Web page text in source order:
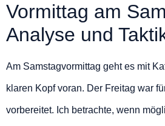
Vormittag am
Analyse und
Am Samstagvormittag geht es mit
klaren Kopf voran. Der Freitag war
vorbereitet. Ich betrachte, wenn